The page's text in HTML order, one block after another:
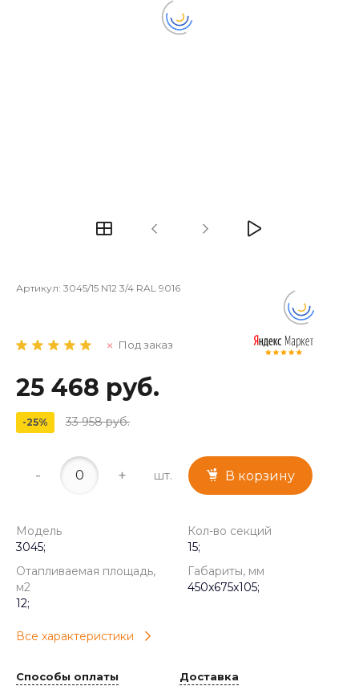
Артикул: 3045/15 N12 3/4 RAL 9016
Под заказ
25 468 руб.
-25% 33 958 руб.
- + шт. В корзину
Модель
3045;
Кол-во секций
15;
Отапливаемая площадь,
м2
12;
Габариты, мм
450x675x105;
Все характеристики
Способы оплаты Доставка